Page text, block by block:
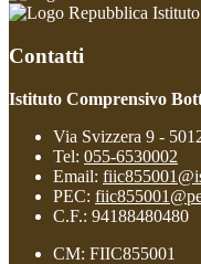
Contatti
Istituto Comprensivo
Via Svizzera 9 -
Tel: 055-6530002
Email:
PEC:
C.F.: 94188480480
CM: FIIC855001